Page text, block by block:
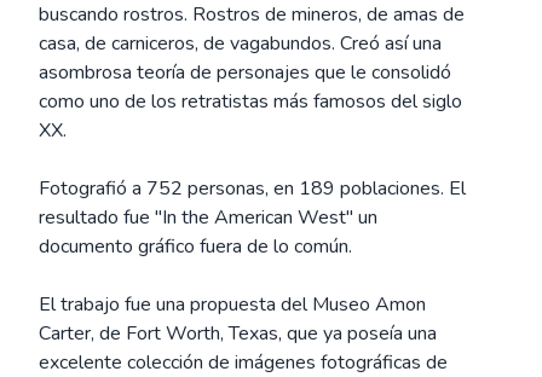
buscando rostros. Rostros de mineros, de amas de
casa, de carniceros, de vagabundos. Creó así una
asombrosa teoría de personajes que le consolidó
como uno de los retratistas más famosos del siglo
XX.
Fotografió a 752 personas, en 189 poblaciones. El
resultado fue "In the American West" un
documento gráfico fuera de lo común.
El trabajo fue una propuesta del Museo Amon
Carter, de Fort Worth, Texas, que ya poseía una
excelente colección de imágenes fotográficas de